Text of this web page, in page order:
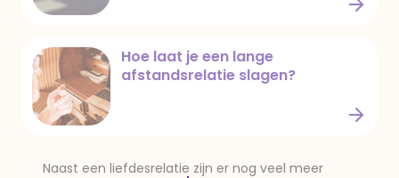
Hoe laat je een lange
afstandsrelatie slagen?
Naast een liefdesrelatie zijn er nog veel meer